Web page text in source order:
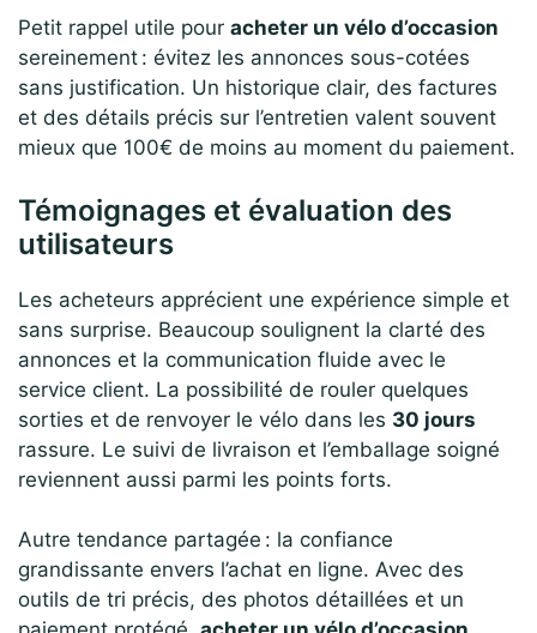
Petit rappel utile pour acheter un vélo d’occasion
sereinement : évitez les annonces sous-cotées
sans justification. Un historique clair, des factures
et des détails précis sur l’entretien valent souvent
mieux que 100€ de moins au moment du paiement.
Témoignages et évaluation des
utilisateurs
Les acheteurs apprécient une expérience simple et
sans surprise. Beaucoup soulignent la clarté des
annonces et la communication fluide avec le
service client. La possibilité de rouler quelques
sorties et de renvoyer le vélo dans les 30 jours
rassure. Le suivi de livraison et l’emballage soigné
reviennent aussi parmi les points forts.
Autre tendance partagée : la confiance
grandissante envers l’achat en ligne. Avec des
outils de tri précis, des photos détaillées et un